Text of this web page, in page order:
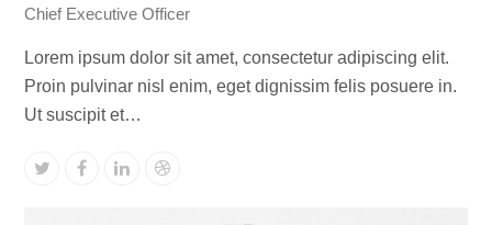
Chief Executive Officer
Lorem ipsum dolor sit amet, consectetur adipiscing elit.
Proin pulvinar nisl enim, eget dignissim felis posuere in.
Ut suscipit et…
TwitterFacebook
LinkedinDribbble